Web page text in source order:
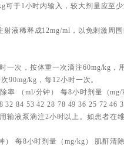
可于1小时内输入，较大剂量应至
液稀释成12mg/ml，以免刺激周围
一次，按体重一次滴注60mg/kg，
90mg/kg，每12小时一次。
率 （ml/分钟） 每8小时剂量（
84 53 42 28 78 49 36 25 72 46
输液泵滴注2小时以上。如患者在
每8小时剂量（mg/kg） 肌酐清